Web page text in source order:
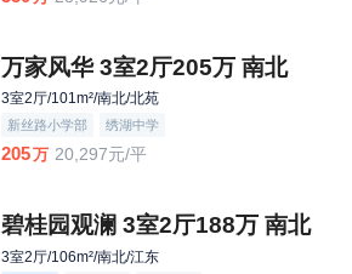
万家风华 3室2厅205万 南北
3室2厅/101m²/南北/北苑
新丝路小学部 绣湖中学
205万 20,297元/平
碧桂园观澜 3室2厅188万 南北
3室2厅/106m²/南北/江东